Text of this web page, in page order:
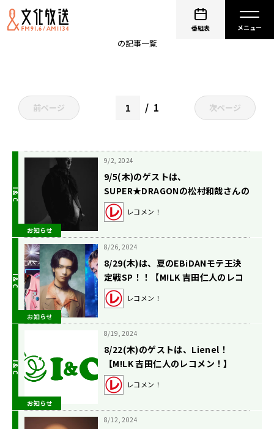
番組表
の記事一覧
前ページ 1 次ページ
お知らせ
9/2, 2024
9/5(木)のゲストは、
SUPER★DRAGONの松村和哉さんの
ソロプロジェクトCuegeeさん！
【M!LK 吉田仁人のレコメン！】
レコメン！
お知らせ
8/26, 2024
8/29(木)は、夏のEBiDANモテ王決
定戦SP！！【M!LK 吉田仁人のレコ
メン！】
レコメン！
お知らせ
8/19, 2024
8/22(木)のゲストは、Lienel！
【M!LK 吉田仁人のレコメン！】
レコメン！
8/12, 2024